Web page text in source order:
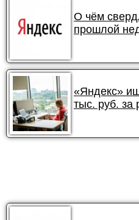
О чём
прошлой
«Яндекс»
тыс. руб. за